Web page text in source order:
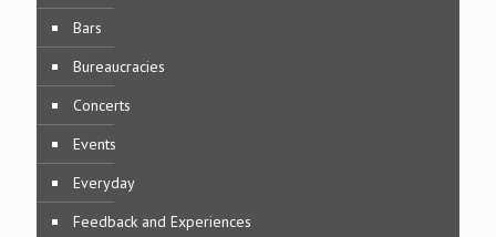
Bars
Bureaucracies
Concerts
Events
Everyday
Feedback and Experiences